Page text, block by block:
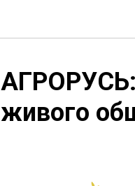
АГРОРУСЬ:
живого